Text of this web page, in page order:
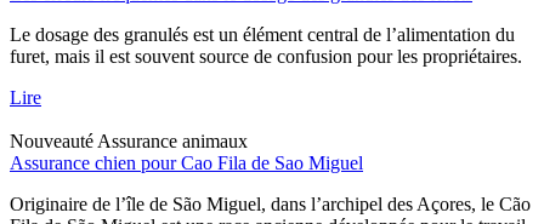
Le dosage des granulés est un élément central de l’alimentation du
furet, mais il est souvent source de confusion pour les propriétaires.
Lire
Nouveauté Assurance animaux
Assurance chien pour Cao Fila de Sao Miguel
Originaire de l’île de São Miguel, dans l’archipel des Açores, le Cão